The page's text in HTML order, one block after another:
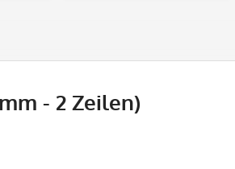
- 2 Zeilen)